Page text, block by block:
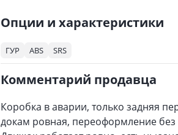
Опции и характеристики
ГУР ABS SRS
Комментарий продавца
Коробка в аварии, только задняя
докам ровная, переоформление